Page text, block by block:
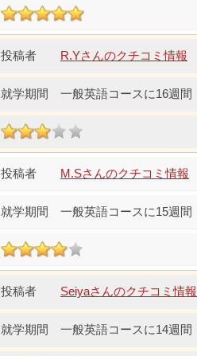
R.Yさんのクチコミ情報
一般英語コースに16週間
M.Sさんのクチコミ情報
一般英語コースに15週間
Seiyaさんのクチコミ情報
一般英語コースに14週間